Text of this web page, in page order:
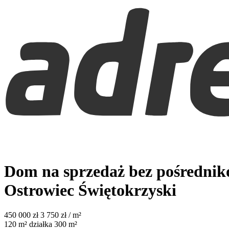
Dom na sprzedaż bez
Ostrowiec Świętokrzyski
450 000 zł 3 750 zł / m²
120 m² działka 300 m²